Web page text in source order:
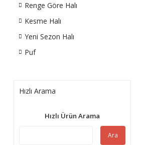
Renge Göre Halı
Kesme Halı
Yeni Sezon Halı
Puf
Hızlı Arama
Hızlı Ürün Arama
Ara